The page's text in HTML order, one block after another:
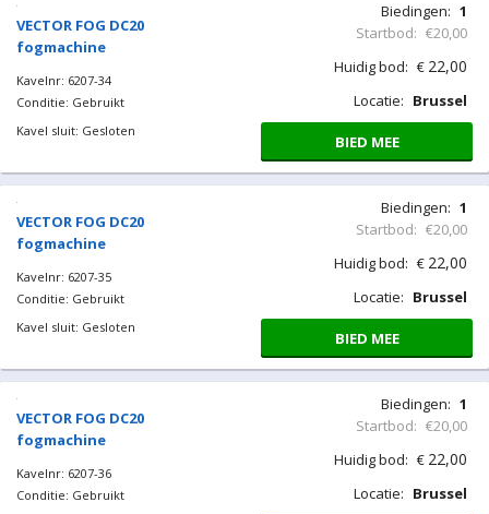
VECTOR FOG DC20
fogmachine
Kavelnr: 6207-34
Conditie: Gebruikt
Kavel sluit: Gesloten
Biedingen: 1
Startbod: €20,00
Huidig bod: € 22,00
Locatie: Brussel
BIED MEE
VECTOR FOG DC20
fogmachine
Kavelnr: 6207-35
Conditie: Gebruikt
Kavel sluit: Gesloten
Biedingen: 1
Startbod: €20,00
Huidig bod: € 22,00
Locatie: Brussel
BIED MEE
VECTOR FOG DC20
fogmachine
Kavelnr: 6207-36
Conditie: Gebruikt
Biedingen: 1
Startbod: €20,00
Huidig bod: € 22,00
Locatie: Brussel